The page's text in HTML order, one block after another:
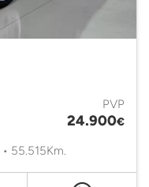
PVP
24.900€
55.515Km.